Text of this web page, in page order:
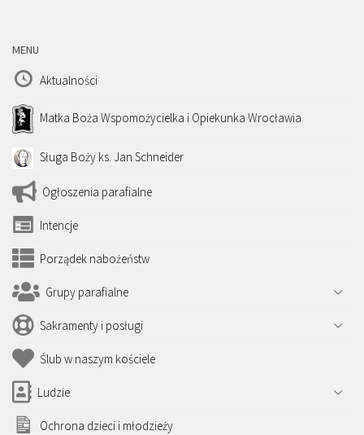
MENU
Aktualności
Matka Boża Wspomożycielka i Opiekunka Wrocławia
Sługa Boży ks. Jan Schneider
Ogłoszenia parafialne
Intencje
Porządek nabożeństw
Grupy parafialne
Sakramenty i posługi
Ślub w naszym kościele
Ludzie
Ochrona dzieci i młodzieży